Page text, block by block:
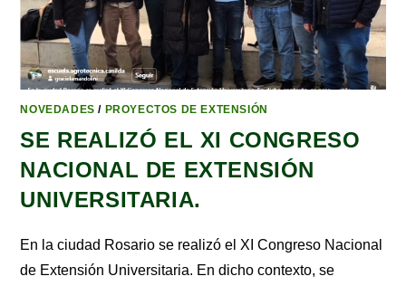
NOVEDADES / PROYECTOS DE EXTENSIÓN
SE REALIZÓ EL XI CONGRESO
NACIONAL DE EXTENSIÓN
UNIVERSITARIA.
En la ciudad Rosario se realizó el XI Congreso Nacional
de Extensión Universitaria. En dicho contexto, se